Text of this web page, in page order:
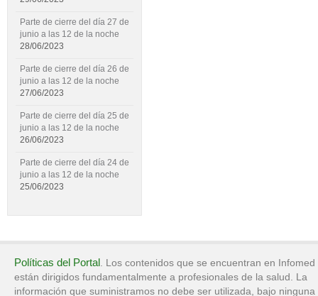
Parte de cierre del día 27 de
junio a las 12 de la noche
28/06/2023
Parte de cierre del día 26 de
junio a las 12 de la noche
27/06/2023
Parte de cierre del día 25 de
junio a las 12 de la noche
26/06/2023
Parte de cierre del día 24 de
junio a las 12 de la noche
25/06/2023
Políticas del Portal. Los contenidos que se encuentran en Infomed
están dirigidos fundamentalmente a profesionales de la salud. La
información que suministramos no debe ser utilizada, bajo ninguna